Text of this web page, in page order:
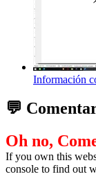
Información
💬
Oh no,
If you own this
console to find out